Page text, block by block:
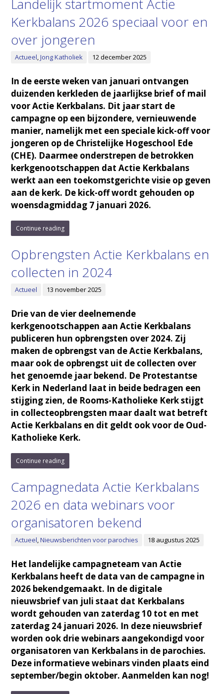
Landelijk startmoment Actie
Kerkbalans 2026 speciaal voor en
over jongeren
Actueel,Jong Katholiek 12 december 2025
In de eerste weken van januari ontvangen
duizenden kerkleden de jaarlijkse brief of mail
voor Actie Kerkbalans. Dit jaar start de
campagne op een bijzondere, vernieuwende
manier, namelijk met een speciale kick-off voor
jongeren op de Christelijke Hogeschool Ede
(CHE). Daarmee onderstrepen de betrokken
kerkgenootschappen dat Actie Kerkbalans
werkt aan een toekomstgerichte visie op geven
aan de kerk. De kick-off wordt gehouden op
woensdagmiddag 7 januari 2026.
Continue reading
Opbrengsten Actie Kerkbalans en
collecten in 2024
Actueel 13 november 2025
Drie van de vier deelnemende
kerkgenootschappen aan Actie Kerkbalans
publiceren hun opbrengsten over 2024. Zij
maken de opbrengst van de Actie Kerkbalans,
maar ook de opbrengst uit de collecten over
het genoemde jaar bekend. De Protestantse
Kerk in Nederland laat in beide bedragen een
stijging zien, de Rooms-Katholieke Kerk stijgt
in collecteopbrengsten maar daalt wat betreft
Actie Kerkbalans en dit geldt ook voor de Oud-
Katholieke Kerk.
Continue reading
Campagnedata Actie Kerkbalans
2026 en data webinars voor
organisatoren bekend
Actueel,Nieuwsberichten voor parochies 18 augustus 2025
Het landelijke campagneteam van Actie
Kerkbalans heeft de data van de campagne in
2026 bekendgemaakt. In de digitale
nieuwsbrief van juli staat dat Kerkbalans
wordt gehouden van zaterdag 10 tot en met
zaterdag 24 januari 2026. In deze nieuwsbrief
worden ook drie webinars aangekondigd voor
organisatoren van Kerkbalans in de parochies.
Deze informatieve webinars vinden plaats eind
september/begin oktober. Aanmelden kan nog!